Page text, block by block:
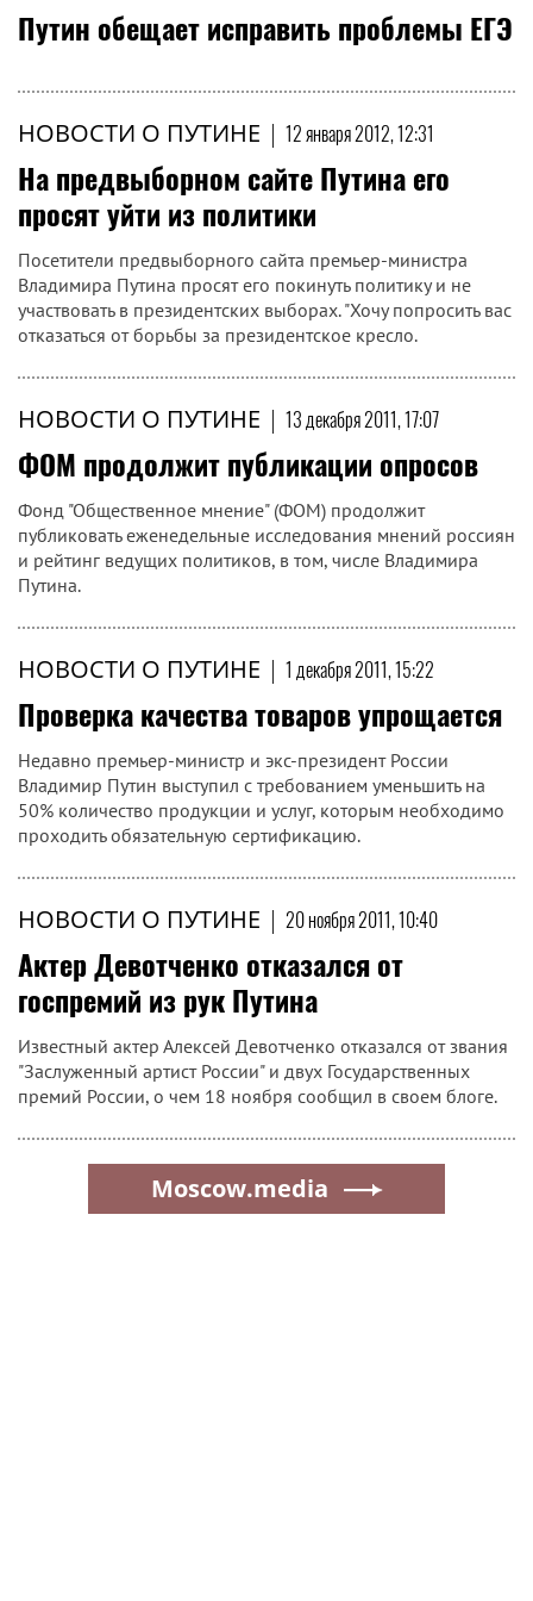
Путин обещает исправить проблемы ЕГЭ
НОВОСТИ О ПУТИНЕ | 12 января 2012, 12:31
На предвыборном сайте Путина его
просят уйти из политики
Посетители предвыборного сайта премьер-министра
Владимира Путина просят его покинуть политику и не
участвовать в президентских выборах. "Хочу попросить вас
отказаться от борьбы за президентское кресло.
НОВОСТИ О ПУТИНЕ | 13 декабря 2011, 17:07
ФОМ продолжит публикации опросов
Фонд "Общественное мнение" (ФОМ) продолжит
публиковать еженедельные исследования мнений россиян
и рейтинг ведущих политиков, в том, числе Владимира
Путина.
НОВОСТИ О ПУТИНЕ | 1 декабря 2011, 15:22
Проверка качества товаров упрощается
Недавно премьер-министр и экс-президент России
Владимир Путин выступил с требованием уменьшить на
50% количество продукции и услуг, которым необходимо
проходить обязательную сертификацию.
НОВОСТИ О ПУТИНЕ | 20 ноября 2011, 10:40
Актер Девотченко отказался от
госпремий из рук Путина
Известный актер Алексей Девотченко отказался от звания
"Заслуженный артист России" и двух Государственных
премий России, о чем 18 ноября сообщил в своем блоге.
Moscow.media